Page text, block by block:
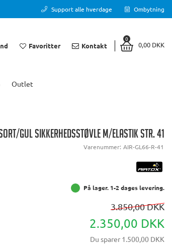
Support alle hverdage Ombytning
Favoritter Kontakt
0
0,00 DKK
Outlet
GUL SIKKERHEDSSTØVLE M/ELASTIK STR. 41
Varenummer: AIR-GL66-R-41
På lager. 1-2 dages levering.
3.850,00 DKK
2.350,00 DKK
Du sparer 1.500,00 DKK